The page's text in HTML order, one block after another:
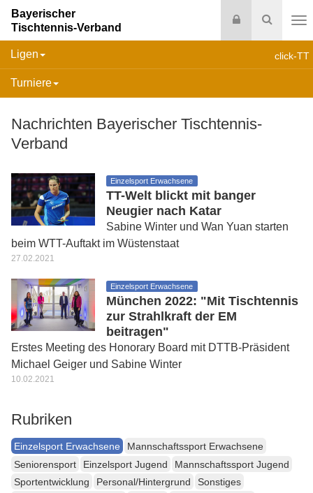
Suche
Login
Bayerischer
Tischtennis-Verband
click-TT
Ligen
Turniere
Nachrichten Bayerischer Tischtennis-
Verband
Einzelsport Erwachsene
TT-Welt blickt mit banger
Neugier nach Katar
Sabine Winter und Wan Yuan starten
beim WTT-Auftakt im Wüstenstaat
27.02.2021
Einzelsport Erwachsene
München 2022: "Mit Tischtennis
zur Strahlkraft der EM
beitragen"
Erstes Meeting des Honorary Board mit DTTB-Präsident
Michael Geiger und Sabine Winter
10.02.2021
Rubriken
Einzelsport Erwachsene
Mannschaftssport Erwachsene
Seniorensport
Einzelsport Jugend
Mannschaftssport Jugend
Sportentwicklung
Personal/Hintergrund
Sonstiges